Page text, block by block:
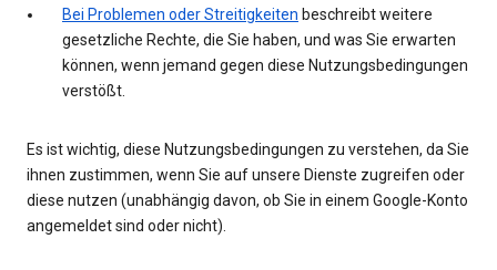
Bei Problemen oder Streitigkeiten beschreibt weitere
gesetzliche Rechte, die Sie haben, und was Sie erwarten
können, wenn jemand gegen diese Nutzungsbedingungen
verstößt.
Es ist wichtig, diese Nutzungsbedingungen zu verstehen, da Sie
ihnen zustimmen, wenn Sie auf unsere Dienste zugreifen oder
diese nutzen (unabhängig davon, ob Sie in einem Google-Konto
angemeldet sind oder nicht).